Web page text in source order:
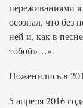
переживаниями
осознал, что без
ней и, как в
тобой»…».
Поженились в
5 апреля 2016